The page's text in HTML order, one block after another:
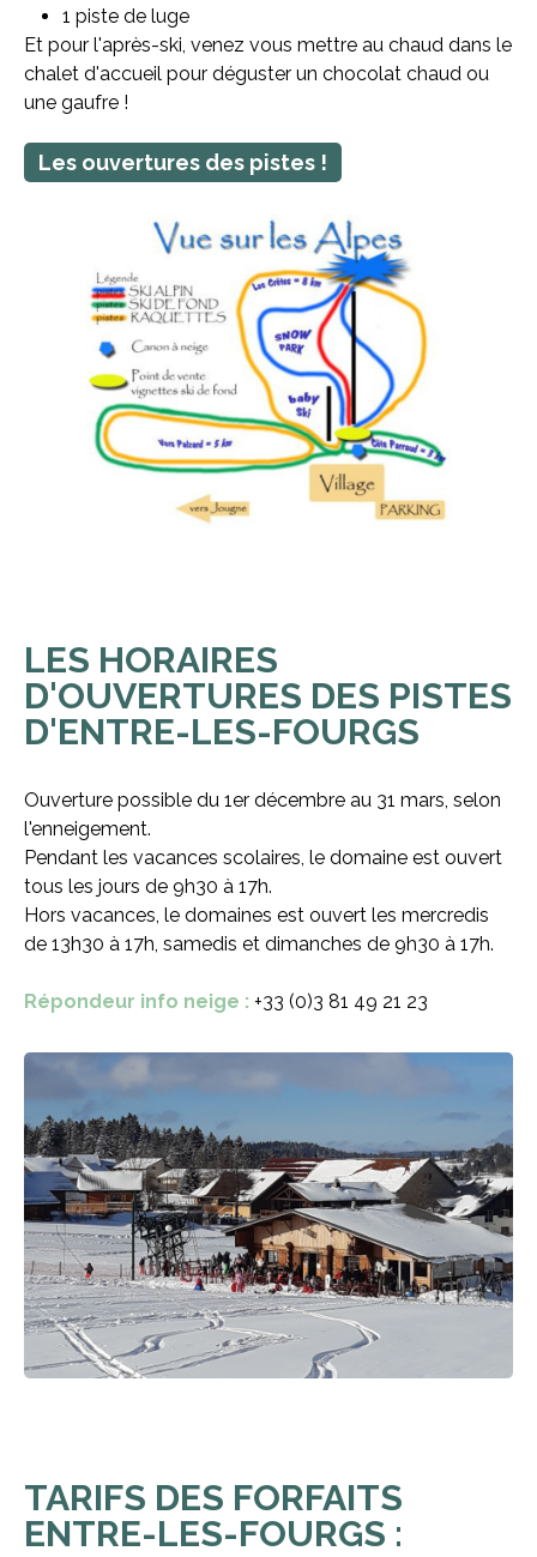
1 piste de luge
Et pour l'après-ski, venez vous mettre au chaud dans le
chalet d'accueil pour déguster un chocolat chaud ou
une gaufre !
Les ouvertures des pistes !
LES HORAIRES
D'OUVERTURES DES PISTES
D'ENTRE-LES-FOURGS
Ouverture possible du 1er décembre au 31 mars, selon
l'enneigement.
Pendant les vacances scolaires, le domaine est ouvert
tous les jours de 9h30 à 17h.
Hors vacances, le domaines est ouvert les mercredis
de 13h30 à 17h, samedis et dimanches de 9h30 à 17h.
Répondeur info neige : +33 (0)3 81 49 21 23
TARIFS DES FORFAITS
ENTRE-LES-FOURGS :